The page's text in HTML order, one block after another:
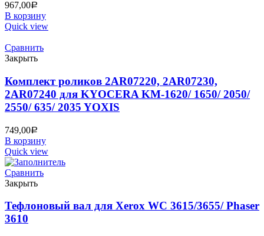
967,00Р
В корзину
Quick view
Сравнить
Закрыть
Комплект роликов 2AR07220, 2AR07230,
2AR07240 для KYOCERA KM-1620/ 1650/ 2050/
2550/ 635/ 2035 YOXIS
749,00Р
В корзину
Quick view
Сравнить
Закрыть
Тефлоновый вал для Xerox WC 3615/3655/ Phaser
3610